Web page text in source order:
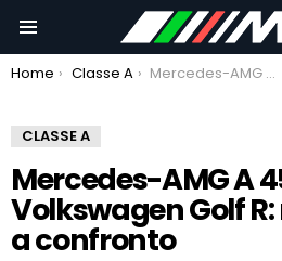
You are here:
Home Classe A Mercedes-AMG A 45 S vs Volkswagen Golf R: modalità Drift a confronto
CLASSE A
Mercedes-AMG A
Volkswagen Golf
a confronto